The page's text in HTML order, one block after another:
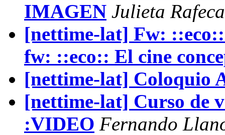
IMAGEN Julieta
[nettime-lat] Fw:
fw: ::eco:: El cine
[nettime-lat] Coloquio
[nettime-lat] Curso de
:VIDEO Fernando